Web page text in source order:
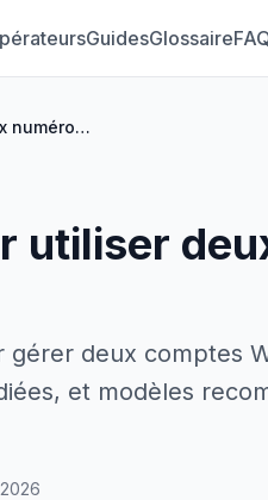
GuidesGlossaire
Quel smartphone pour utiliser deux numéros WhatsApp ?
utiliser
deux comptes
et modèles